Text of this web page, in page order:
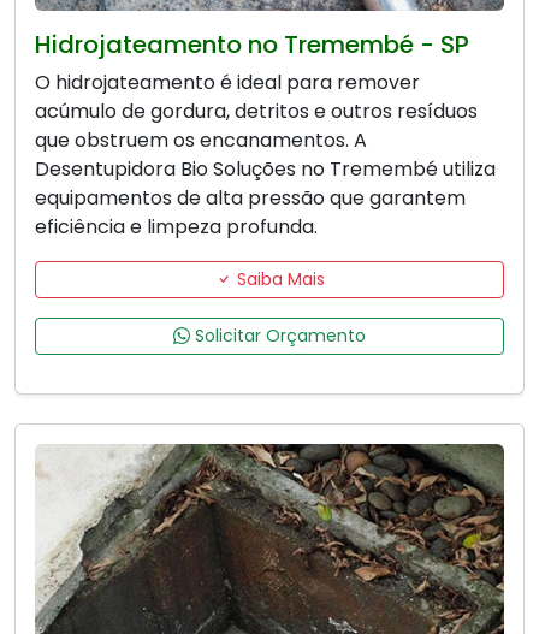
Hidrojateamento no Tremembé - SP
O hidrojateamento é ideal para remover
acúmulo de gordura, detritos e outros resíduos
que obstruem os encanamentos. A
Desentupidora Bio Soluções no Tremembé utiliza
equipamentos de alta pressão que garantem
eficiência e limpeza profunda.
Saiba Mais
Solicitar Orçamento